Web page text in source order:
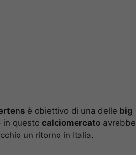
è obiettivo di una delle big
in questo calciomercato
un ritorno in Italia.